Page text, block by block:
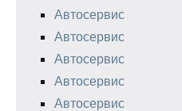
Автосервис
Автосервис
Автосервис
Автосервис
Автосервис